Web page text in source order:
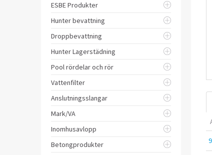
ESBE Produkter
Hunter bevattning
Droppbevattning
Hunter Lagerstädning
Pool rördelar och rör
Vattenfilter
Anslutningsslangar
Mark/VA
Inomhusavlopp
Betongprodukter